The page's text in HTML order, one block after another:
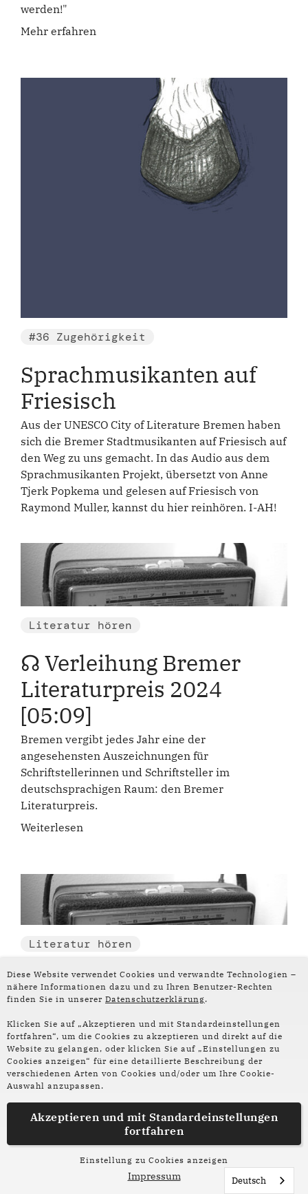
Diese Website verwendet Cookies und verwandte Technologien –
nähere Informationen dazu und zu Ihren Benutzer-Rechten
finden Sie in unserer Datenschutzerklärung.
Klicken Sie auf „Akzeptieren und mit Standardeinstellungen
fortfahren“, um die Cookies zu akzeptieren und direkt auf die
Website zu gelangen, oder klicken Sie auf „Einstellungen zu
Cookies anzeigen“ für eine detaillierte Beschreibung der
verschiedenen Arten von Cookies und/oder um Ihre Cookie-
Auswahl anzupassen.
Akzeptieren und mit Standardeinstellungen
fortfahren
Einstellung zu Cookies anzeigen
Impressum
werden!"
Mehr erfahren
#36 Zugehörigkeit
Sprachmusikanten auf
Friesisch
Aus der UNESCO City of Literature Bremen haben
sich die Bremer Stadtmusikanten auf Friesisch auf
den Weg zu uns gemacht. In das Audio aus dem
Sprachmusikanten Projekt, übersetzt von Anne
Tjerk Popkema und gelesen auf Friesisch von
Raymond Muller, kannst du hier reinhören. I-AH!
Literatur hören
☊ Verleihung Bremer
Literaturpreis 2024
[05:09]
Bremen vergibt jedes Jahr eine der
angesehensten Auszeichnungen für
Schriftstellerinnen und Schriftsteller im
deutschsprachigen Raum: den Bremer
Literaturpreis.
Weiterlesen
Literatur hören
☊ Lippenstift und
Schnauzer: Für Kim de
l'Horizon kein
Widerspruch [38:10]
Kim de l’Horizon identifiziert sich weder als Mann,
noch als Frau und ist die erste nichtbinäre Person,
die für "Blutbuch" 2022 den Deutschen und den
Schweizer Buchpreis bekommen hat.
Weiterlesen
Deutsch